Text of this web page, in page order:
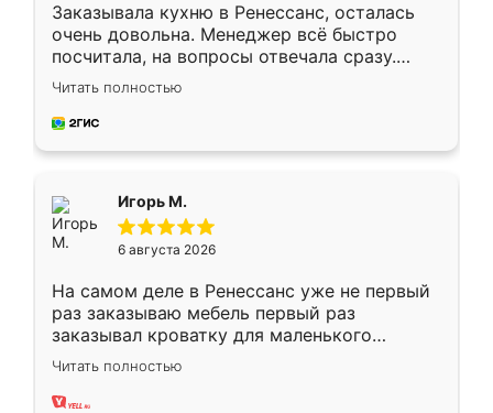
Заказывала кухню в Ренессанс, осталась
очень довольна. Менеджер всё быстро
посчитала, на вопросы отвечала сразу.
Замерщик приехал в субботу, подошёл к
делу со всей ответственностью. Собрали
за день, ребята работали аккуратно, даже
Читать полностью
Игорь М.
6 августа 2026
На самом деле в Ренессанс уже не первый
раз заказываю мебель первый раз
заказывал кроватку для маленького
ребёнка при его рождении ,во второй раз
заказал шкаф-купе. По качеству очень
хорошее сборка достаточно быстрая,
Читать полностью